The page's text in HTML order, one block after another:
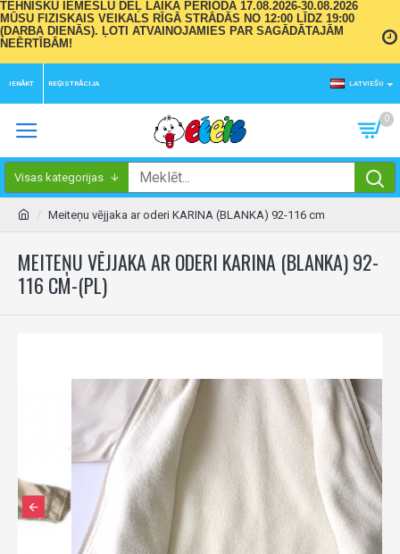
TEHNISKU IEMESLU DĒĻ LAIKA PERIODĀ 17.08.2026-30.08.2026
MŪSU FIZISKAIS VEIKALS RĪGĀ STRĀDĀS NO 12:00 LĪDZ 19:00
(DARBA DIENĀS). ĻOTI ATVAINOJAMIES PAR SAGĀDĀTAJĀM
NEĒRTĪBĀM!
IENĀKT REĢISTRĀCIJA LATVIEŠU
0
Visas kategorijas
Meiteņu vējjaka ar oderi KARINA (BLANKA) 92-116 cm
MEITEŅU VĒJJAKA AR ODERI KARINA (BLANKA) 92-
116 CM-(PL)